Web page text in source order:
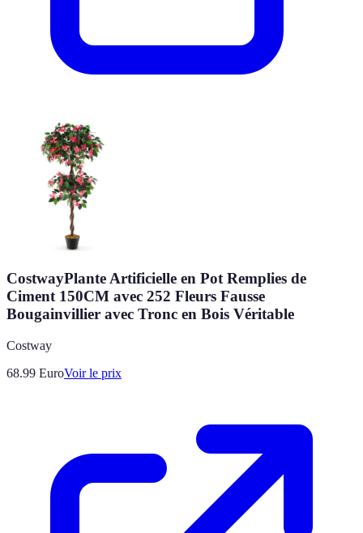
CostwayPlante Artificielle en Pot Remplies de
Ciment 150CM avec 252 Fleurs Fausse
Bougainvillier avec Tronc en Bois Véritable
Costway
68.99 EuroVoir le prix